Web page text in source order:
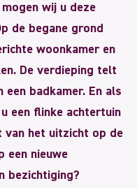
wij u deze
de begane grond
woonkamer en
De verdieping telt
badkamer. En als
een flinke achtertuin
van het uitzicht op de
een nieuwe
bezichtiging?